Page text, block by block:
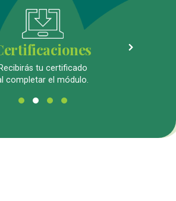
Recibirás tu certificado
completar el módulo.